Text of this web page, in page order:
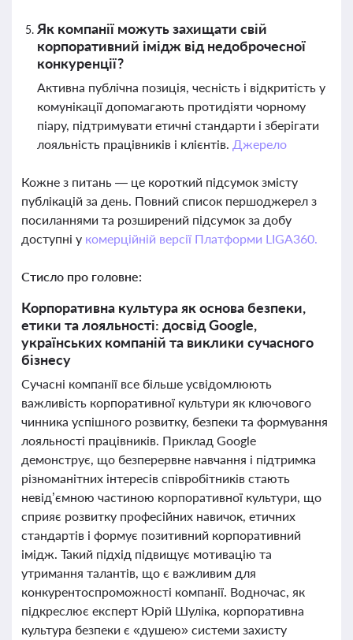
Як компанії можуть захищати свій
корпоративний імідж від недоброчесної
конкуренції?
Активна публічна позиція, чесність і відкритість у
комунікації допомагають протидіяти чорному
піару, підтримувати етичні стандарти і зберігати
лояльність працівників і клієнтів. Джерело
Кожне з питань — це короткий підсумок змісту
публікацій за день. Повний список першоджерел з
посиланнями та розширений підсумок за добу
доступні у комерційній версії Платформи LIGA360.
Стисло про головне:
Корпоративна культура як основа безпеки,
етики та лояльності: досвід Google,
українських компаній та виклики сучасного
бізнесу
Сучасні компанії все більше усвідомлюють
важливість корпоративної культури як ключового
чинника успішного розвитку, безпеки та формування
лояльності працівників. Приклад Google
демонструє, що безперервне навчання і підтримка
різноманітних інтересів співробітників стають
невід’ємною частиною корпоративної культури, що
сприяє розвитку професійних навичок, етичних
стандартів і формує позитивний корпоративний
імідж. Такий підхід підвищує мотивацію та
утримання талантів, що є важливим для
конкурентоспроможності компанії. Водночас, як
підкреслює експерт Юрій Шуліка, корпоративна
культура безпеки є «душею» системи захисту